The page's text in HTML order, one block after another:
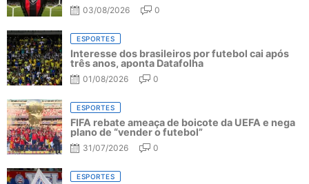
03/08/2026 0
ESPORTES
Interesse dos brasileiros por futebol cai após
três anos, aponta Datafolha
01/08/2026 0
ESPORTES
FIFA rebate ameaça de boicote da UEFA e nega
plano de “vender o futebol”
31/07/2026 0
ESPORTES